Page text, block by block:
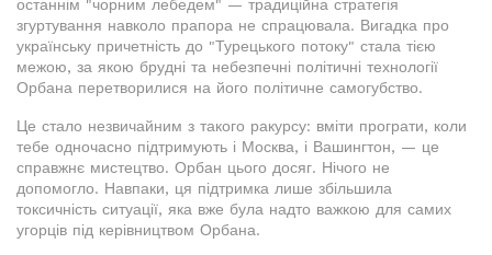
останнім "чорним лебедем" — традиційна стратегія
згуртування навколо прапора не спрацювала. Вигадка про
українську причетність до "Турецького потоку" стала тією
межою, за якою брудні та небезпечні політичні технології
Орбана перетворилися на його політичне самогубство.
Це стало незвичайним з такого ракурсу: вміти програти, коли
тебе одночасно підтримують і Москва, і Вашингтон, — це
справжнє мистецтво. Орбан цього досяг. Нічого не
допомогло. Навпаки, ця підтримка лише збільшила
токсичність ситуації, яка вже була надто важкою для самих
угорців під керівництвом Орбана.